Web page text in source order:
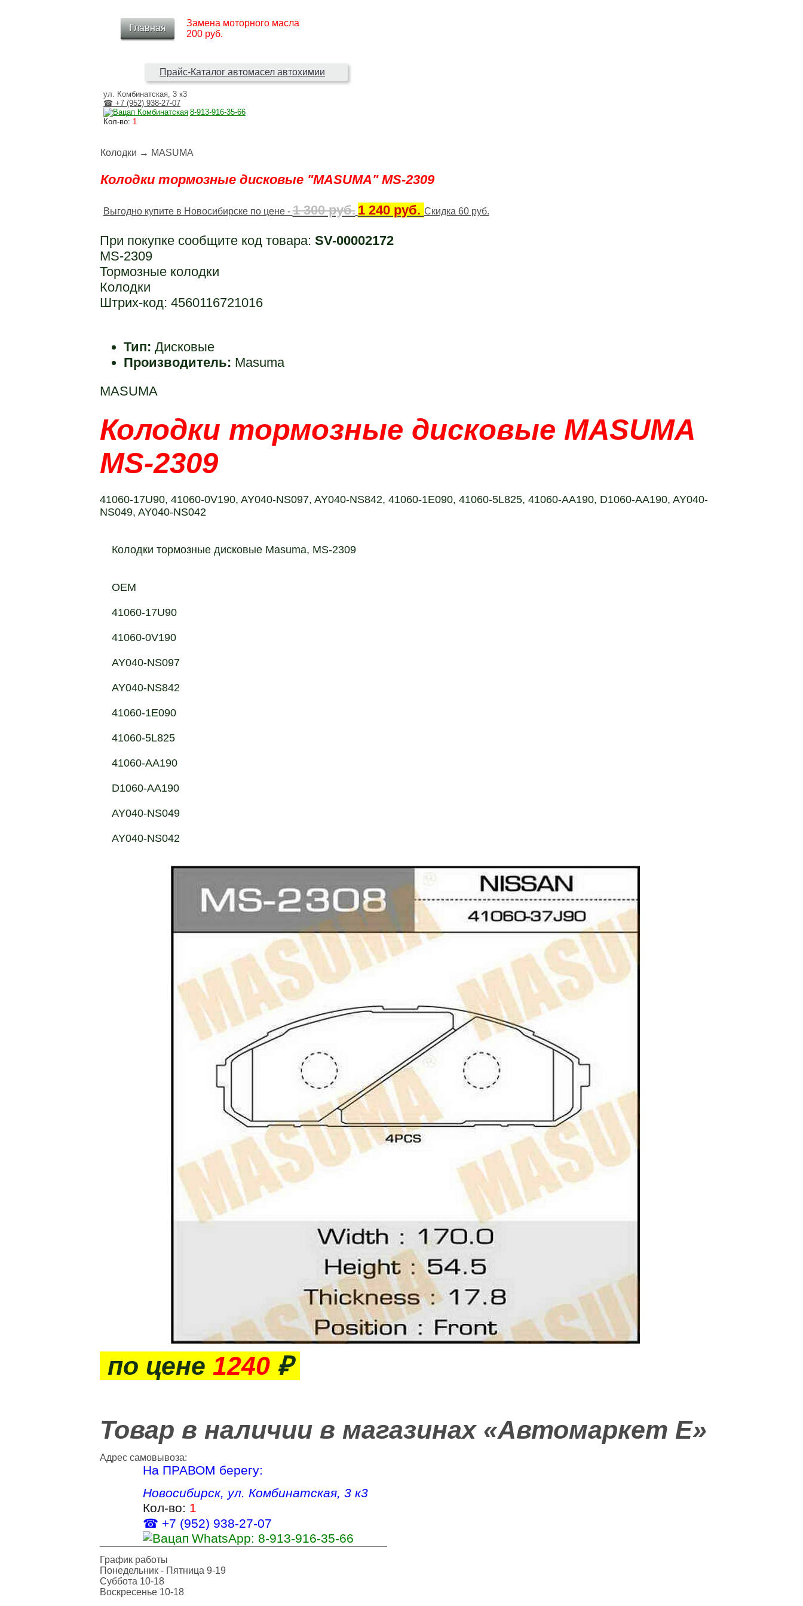
Главная
Замена моторного масла
200 руб.
Прайс-Каталог автомасел автохимии
ул. Комбинатская, 3 к3
☎ +7 (952) 938‑27‑07
8‑913‑916‑35‑66
Кол-во: 1
Колодки → MASUMA
Колодки тормозные дисковые "MASUMA" MS-2309
Выгодно купите в Новосибирске по цене -1 300 руб. 1 240 руб. Скидка 60 руб.
При покупке сообщите код товара: SV-00002172
MS-2309
Тормозные колодки
Колодки
Штрих-код: 4560116721016
Тип: Дисковые
Производитель: Masuma
MASUMA
Колодки тормозные дисковые MASUMA
MS-2309
41060-17U90, 41060-0V190, AY040-NS097, AY040-NS842, 41060-1E090, 41060-5L825, 41060-AA190, D1060-AA190, AY040-
NS049, AY040-NS042
Колодки тормозные дисковые Masuma, MS-2309
OEM
41060-17U90
41060-0V190
AY040-NS097
AY040-NS842
41060-1E090
41060-5L825
41060-AA190
D1060-AA190
AY040-NS049
AY040-NS042
по цене 1240 ₽
Товар в наличии в магазинах «Автомаркет Е»
Адрес самовывоза:
На ПРАВОМ берегу:
Новосибирск, ул. Комбинатская, 3 к3
Кол-во: 1
☎ +7 (952) 938‑27‑07
WhatsApp: 8‑913‑916‑35‑66
График работы
Понедельник - Пятница 9-19
Суббота 10-18
Воскресенье 10-18